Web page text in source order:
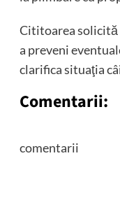
Cititoarea
a preveni
clarifica situaţia
Comentarii:
comentarii